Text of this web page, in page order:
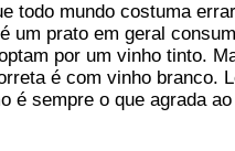
todo mundo costuma
um prato em geral
por um vinho tinto.
é com vinho branco.
é sempre o que agrada